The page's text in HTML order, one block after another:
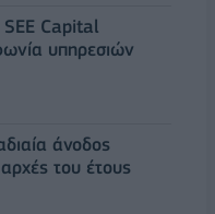
Capital
υπηρεσιών
άνοδος
του έτους